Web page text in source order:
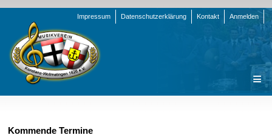
Navigation
Impressum Datenschutzerklärung Kontakt Anmelden
Verein
Kommende Termine